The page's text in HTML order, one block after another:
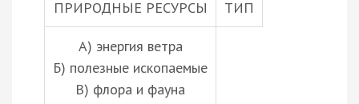
ПРИРОДНЫЕ РЕСУРСЫ ТИП
А) энергия ветра
Б) полезные ископаемые
В) флора и фауна